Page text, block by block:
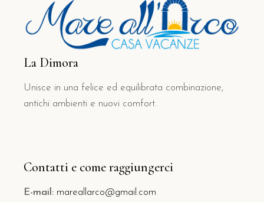
La Dimora
Unisce in una felice ed equilibrata combinazione,
antichi ambienti e nuovi comfort.
Contatti e come raggiungerci
E-mail: mareallarco@gmail.com